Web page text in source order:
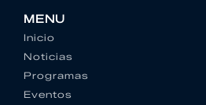
MENU
Inicio
Noticias
Programas
Eventos